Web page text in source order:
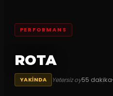
PERFORMANS
ROTA
YAKINDA Yetersiz oy55 dakika